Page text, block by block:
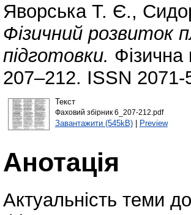
Яворська Т. Є.,
Фізичний розвиток
підготовки. Фізична
207–212. ISSN 2071-
Текст
Фаховий збiрник 6_207-212.pdf
Завантажити (545kB)| Preview
Анотація
Актуальність теми